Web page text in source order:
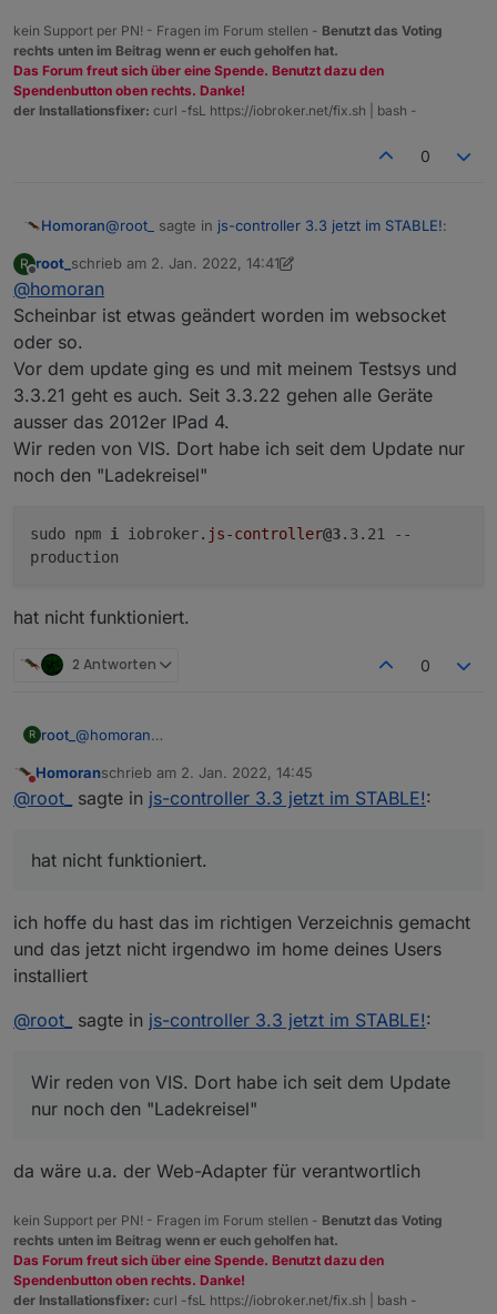
kein Support per PN! - Fragen im Forum stellen - Benutzt das Voting
rechts unten im Beitrag wenn er euch geholfen hat.
Das Forum freut sich über eine Spende. Benutzt dazu den
Spendenbutton oben rechts. Danke!
der Installationsfixer: curl -fsL https://iobroker.net/fix.sh | bash -
0
Homoran@root_ sagte in js-controller 3.3 jetzt im STABLE!:
So eine Antwort hilft nicht wirklich
R
Offline
root_ schrieb am 2. Jan. 2022, 14:41
zuletzt editiert von root_ 1. Feb. 2022, 15:43
@homoran
Scheinbar ist etwas geändert worden im websocket
oder so.
Vor dem update ging es und mit meinem Testsys und
3.3.21 geht es auch. Seit 3.3.22 gehen alle Geräte
ausser das 2012er IPad 4.
Wir reden von VIS. Dort habe ich seit dem Update nur
noch den "Ladekreisel"
sudo npm i iobroker.js-controller@3.3.21 --
production
hat nicht funktioniert.
2 Antworten 0
R root_ @homoran
so.
Vor dem update ging es und mit meinem Testsys und
Wir reden von VIS. Dort habe ich seit dem Update nur
Nicht stören
Homoranschrieb am 2. Jan. 2022, 14:45
zuletzt editiert von
@root_ sagte in js-controller 3.3 jetzt im STABLE!:
hat nicht funktioniert.
ich hoffe du hast das im richtigen Verzeichnis gemacht
und das jetzt nicht irgendwo im home deines Users
installiert
@root_ sagte in js-controller 3.3 jetzt im STABLE!:
Wir reden von VIS. Dort habe ich seit dem Update
nur noch den "Ladekreisel"
da wäre u.a. der Web-Adapter für verantwortlich
kein Support per PN! - Fragen im Forum stellen - Benutzt das Voting
rechts unten im Beitrag wenn er euch geholfen hat.
Das Forum freut sich über eine Spende. Benutzt dazu den
Spendenbutton oben rechts. Danke!
der Installationsfixer: curl -fsL https://iobroker.net/fix.sh | bash -